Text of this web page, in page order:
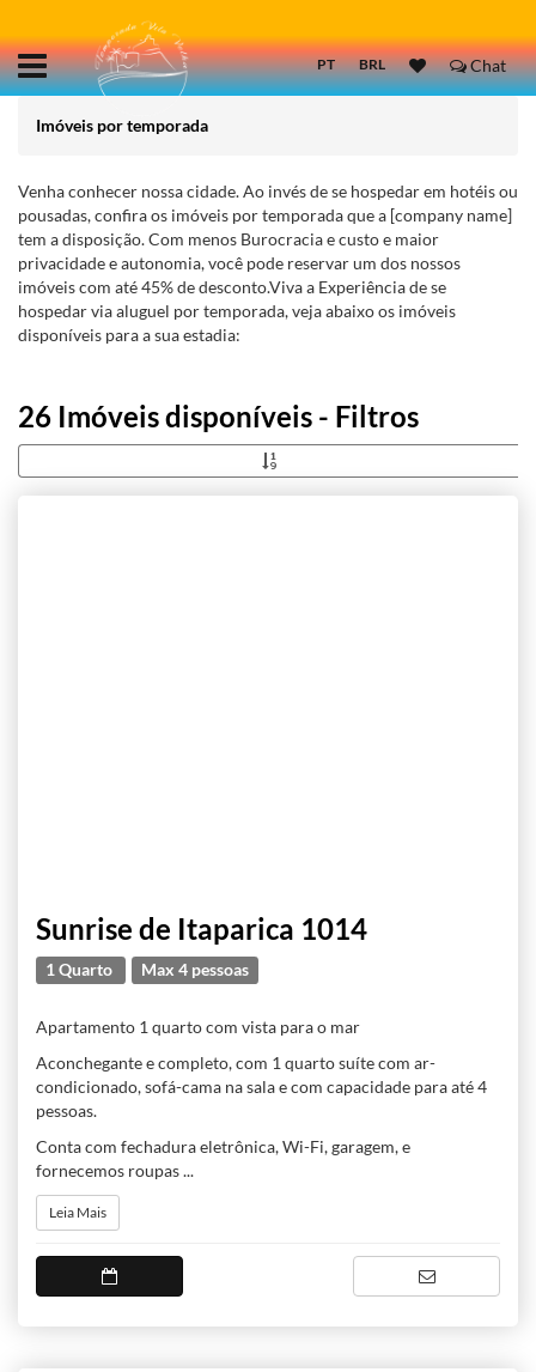
PT BRL Chat
Imóveis por temporada
Venha conhecer nossa cidade. Ao invés de se hospedar em hotéis ou
pousadas, confira os imóveis por temporada que a [company name]
tem a disposição. Com menos Burocracia e custo e maior
privacidade e autonomia, você pode reservar um dos nossos
imóveis com até 45% de desconto.Viva a Experiência de se
hospedar via aluguel por temporada, veja abaixo os imóveis
disponíveis para a sua estadia:
26 Imóveis disponíveis - Filtros
Sunrise de Itaparica 1014
1 Quarto Max 4 pessoas
Apartamento 1 quarto com vista para o mar
Aconchegante e completo, com 1 quarto suíte com ar-
condicionado, sofá-cama na sala e com capacidade para até 4
pessoas.
Conta com fechadura eletrônica, Wi-Fi, garagem, e
fornecemos roupas ...
Leia Mais